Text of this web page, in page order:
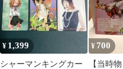
¥ 1,399
シャーマンキングカー
¥ 700
【当時